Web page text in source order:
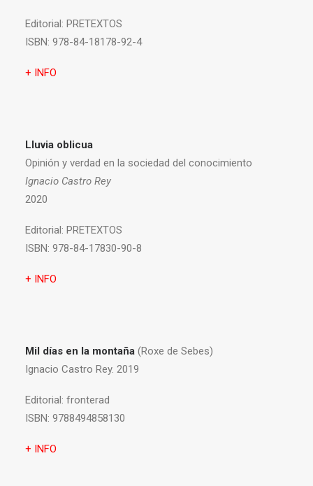
Editorial: PRETEXTOS
ISBN: 978-84-18178-92-4
+ INFO
Lluvia oblicua
Opinión y verdad en la sociedad del conocimiento
Ignacio Castro Rey
2020
Editorial: PRETEXTOS
ISBN: 978-84-17830-90-8
+ INFO
Mil días en la montaña (Roxe de Sebes)
Ignacio Castro Rey. 2019
Editorial: fronterad
ISBN: 9788494858130
+ INFO